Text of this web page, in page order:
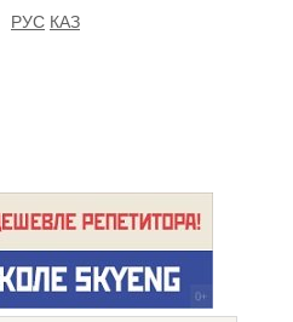
РУС КАЗ